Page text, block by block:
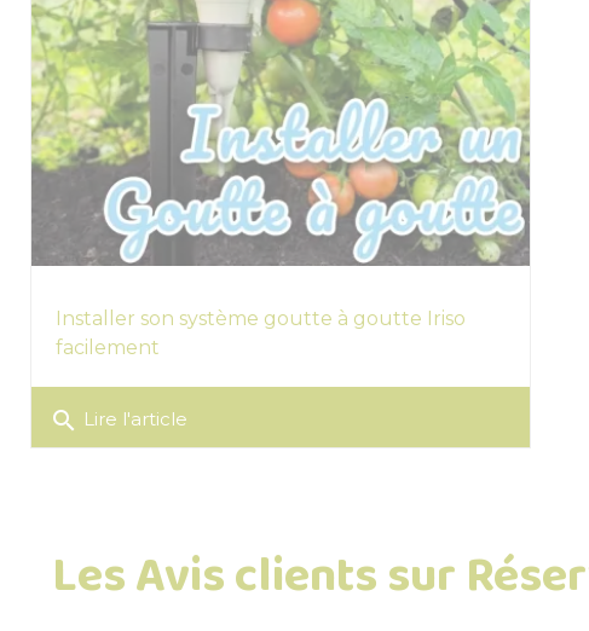
Installer son système goutte à goutte Iriso
facilement
search Lire l'article
Les Avis clients sur